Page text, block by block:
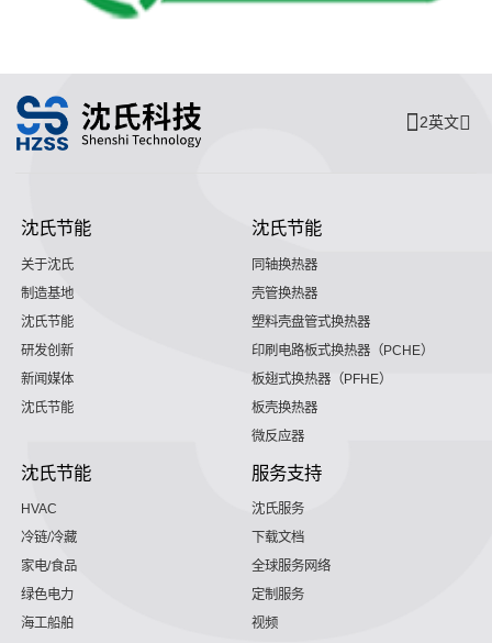
2英文
沈氏节能
关于沈氏
制造基地
沈氏节能
研发创新
新闻媒体
沈氏节能
沈氏节能
同轴换热器
壳管换热器
塑料壳盘管式换热器
印刷电路板式换热器（PCHE）
板翅式换热器（PFHE）
板壳换热器
微反应器
沈氏节能
HVAC
冷链/冷藏
家电/食品
绿色电力
海工船舶
服务支持
沈氏服务
下载文档
全球服务网络
定制服务
视频